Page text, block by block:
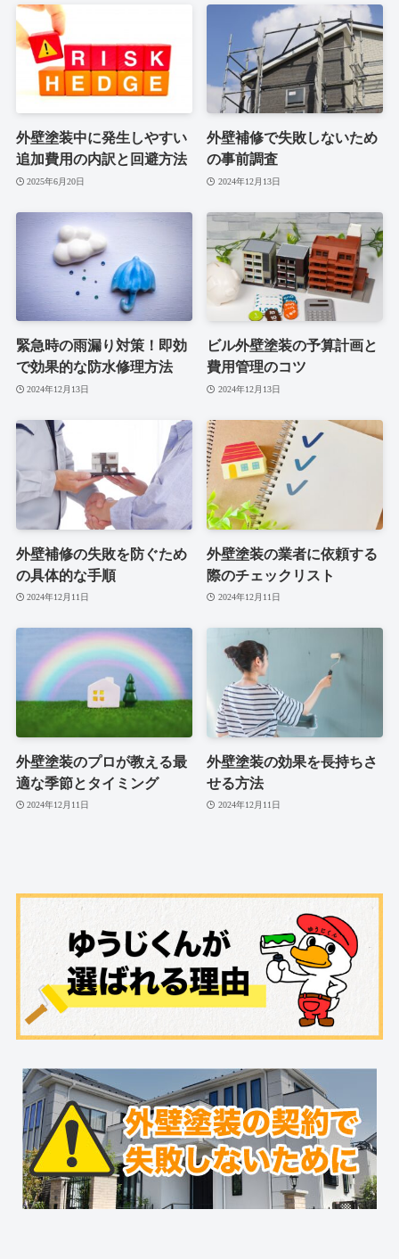
外壁塗装中に発生しやすい
追加費用の内訳と回避方法
2025年6月20日
外壁補修で失敗しないため
の事前調査
2024年12月13日
緊急時の雨漏り対策！即効
で効果的な防水修理方法
2024年12月13日
ビル外壁塗装の予算計画と
費用管理のコツ
2024年12月13日
外壁補修の失敗を防ぐため
の具体的な手順
2024年12月11日
外壁塗装の業者に依頼する
際のチェックリスト
2024年12月11日
外壁塗装のプロが教える最
適な季節とタイミング
2024年12月11日
外壁塗装の効果を長持ちさ
せる方法
2024年12月11日